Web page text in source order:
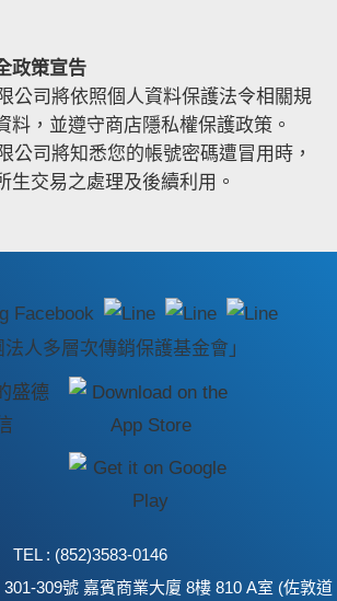
政策宣告
公司將依照個人資料保護法令相關規
料，並遵守商店隱私權保護政策。
公司將知悉您的帳號密碼遭冒用時，
生交易之處理及後續利用。
TEL : (852)3583-0146
309號 嘉賓商業大廈 8樓 810 A室 (佐敦道